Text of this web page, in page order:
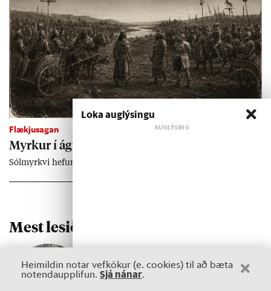
Flækjusagan
Myrk­ur í ág­úst 11 — Guð­irn­ir senda sól­myrkva
Sól­myrkvi hef­ur áhrif á mik­il­væga orr­ustu.
Mest lesið
1 2
Heimildin notar vefkökur (e. cookies) til að bæta
notendaupplifun. Sjá nánar.
Loka auglýsingu